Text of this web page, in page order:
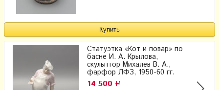
Статуэтка «Кот и повар» по
басне И. А. Крылова,
скульптор Михалев В. А.,
фарфор ЛФЗ, 1950-60 гг.
14 500 Р